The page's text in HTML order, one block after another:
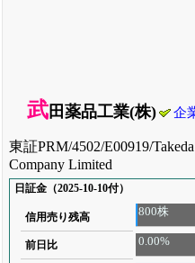
武田薬品工業(株) 企
東証PRM/4502/E00919/
Company Limited
日証金（2025-10-10付）
信用売り残高 800株
前日比 0.00%